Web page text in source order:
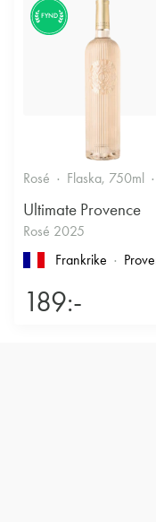
FYND
Rosé Flaska, 750ml
Ultimate Provence
Rosé 2025
Frankrike
189:-